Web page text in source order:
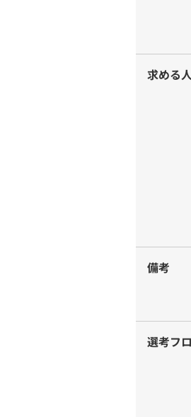
求める
備考
選考フ